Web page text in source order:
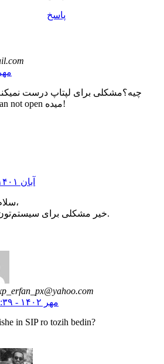
پاسخ
۳۰ مهر ۱۴۰۱ - ۲۲:۵۴
نصب کردم پیغام can not open میده!
۰۱ آبان ۱۴۰۱ - ۱۱:۴۴
سلام کاربر عزیز،
خیر مشکلی برای سیستم‌تون بوجود نمیاد.
۰۸ مهر ۱۴۰۲ - ۰۲:۳۹
in SIP ro tozih bedin?